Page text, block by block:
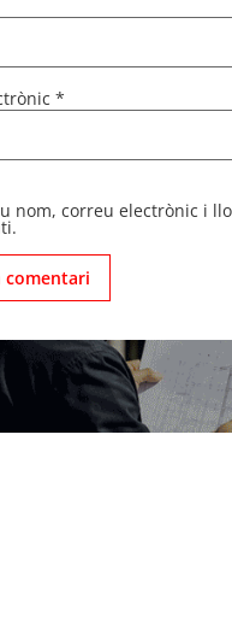
*
nom, correu electrònic i